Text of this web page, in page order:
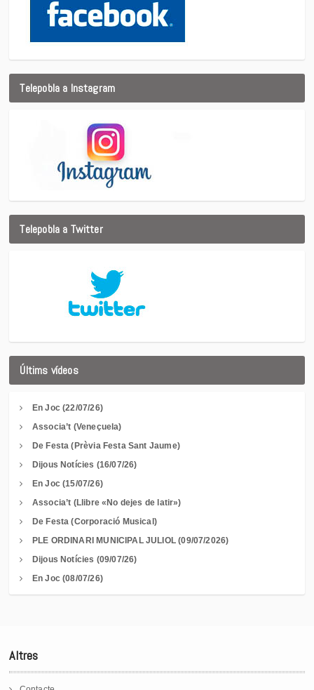
Telepobla a Instagram
Telepobla a Twitter
Últims vídeos
En Joc (22/07/26)
Associa’t (Veneçuela)
De Festa (Prèvia Festa Sant Jaume)
Dijous Notícies (16/07/26)
En Joc (15/07/26)
Associa’t (Llibre «No dejes de latir»)
De Festa (Corporació Musical)
PLE ORDINARI MUNICIPAL JULIOL (09/07/2026)
Dijous Notícies (09/07/26)
En Joc (08/07/26)
Altres